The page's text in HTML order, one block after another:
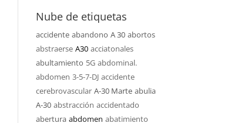
Nube de etiquetas
accidente abandono A 30 abortos
abstraerse A30 acciatonales
abultamiento 5G abdominal.
abdomen 3-5-7-DJ accidente
cerebrovascular A-30 Marte abulia
A-30 abstracción accidentado
abertura abdomen abatimiento